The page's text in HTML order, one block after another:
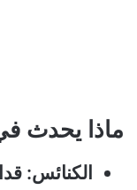
ماذا يحدث
الكنائس: